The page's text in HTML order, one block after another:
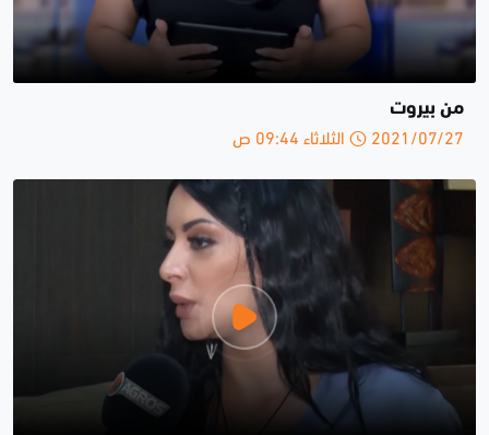
من بيروت
2021/07/27 الثلاثاء 09:44 ص